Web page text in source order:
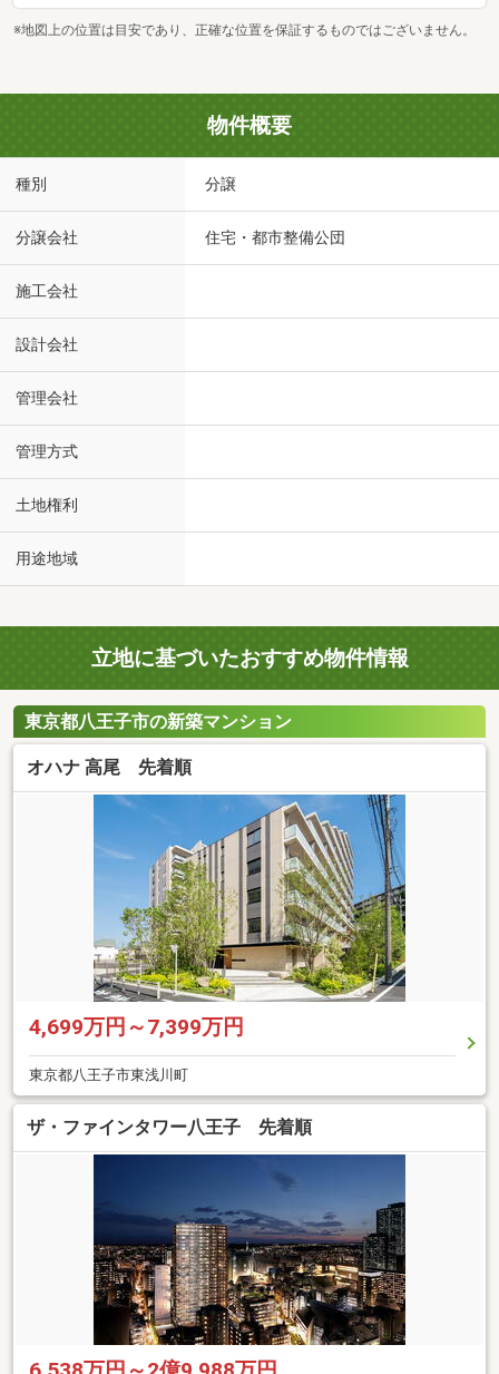
※地図上の位置は目安であり、正確な位置を保証するものではございません。
物件概要
種別 分譲
分譲会社 住宅・都市整備公団
施工会社
設計会社
管理会社
管理方式
土地権利
用途地域
立地に基づいたおすすめ物件情報
東京都八王子市の新築マンション
オハナ 高尾 先着順
4,699万円～7,399万円
東京都八王子市東浅川町
ザ・ファインタワー八王子 先着順